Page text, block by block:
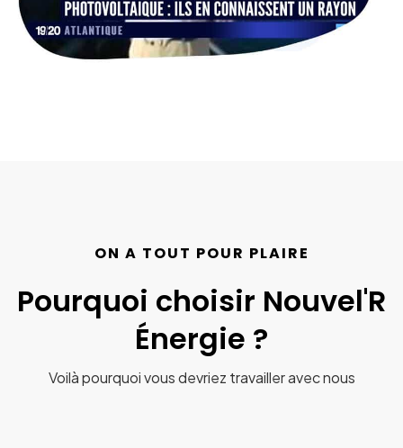
ON A TOUT POUR PLAIRE
Pourquoi choisir Nouvel'R
Énergie ?
Voilà pourquoi vous devriez travailler avec nous